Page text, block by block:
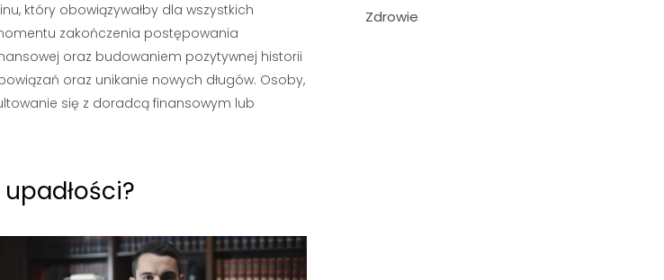
który obowiązywałby dla wszystkich
zakończenia postępowania
oraz budowaniem pozytywnej historii
oraz unikanie nowych długów. Osoby,
się z doradcą finansowym lub
Zdrowie